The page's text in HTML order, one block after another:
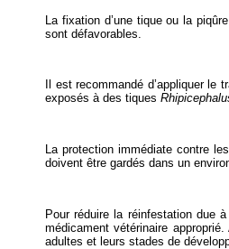
La fixation d’une tique ou la
sont défavorables.
Il est recommandé d’appliquer
exposés à des tiques
La protection immédiate contre
doivent être gardés dans un
Pour réduire la réinfestation due
médicament vétérinaire
adultes et leurs stades de